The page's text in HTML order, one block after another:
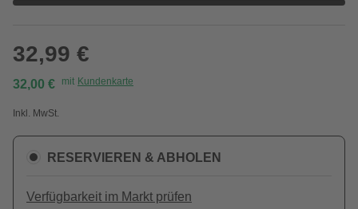
32,99 €
32,00 € mit Kundenkarte
Inkl. MwSt.
RESERVIEREN & ABHOLEN
Verfügbarkeit im Markt prüfen